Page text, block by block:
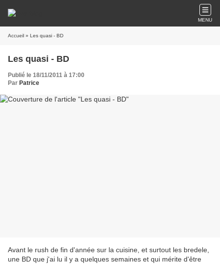
MENU
Accueil » Les quasi - BD
Les quasi - BD
Publié le 18/11/2011 à 17:00
Par Patrice
Avant le rush de fin d'année sur la cuisine, et surtout les bredele,
une BD que j'ai lu il y a quelques semaines et qui mérite d'être